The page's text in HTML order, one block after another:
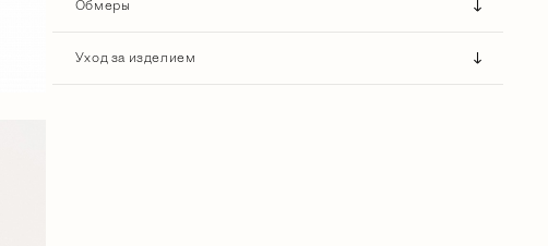
Обмеры
Уход за изделием